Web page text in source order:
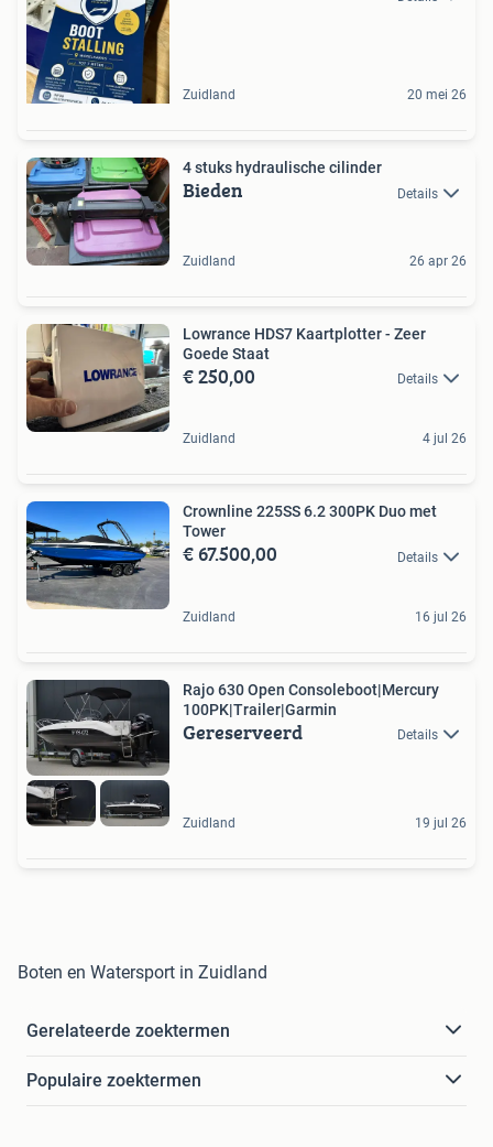
Zuidland 20 mei 26
4 stuks hydraulische cilinder
Bieden Details
Zuidland 26 apr 26
Lowrance HDS7 Kaartplotter - Zeer
Goede Staat
€ 250,00 Details
Zuidland 4 jul 26
Crownline 225SS 6.2 300PK Duo met
Tower
€ 67.500,00 Details
Zuidland 16 jul 26
Rajo 630 Open Consoleboot|Mercury
100PK|Trailer|Garmin
Gereserveerd Details
Zuidland 19 jul 26
Boten en Watersport in Zuidland
Gerelateerde zoektermen
Populaire zoektermen